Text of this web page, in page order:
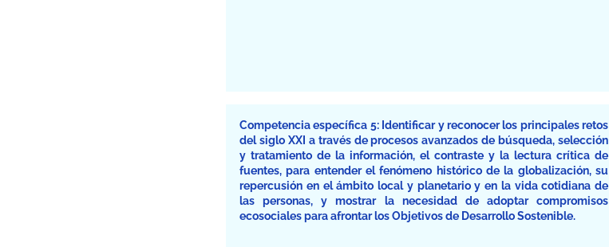
Competencia específica 5: Identificar y reconocer los principales retos
del siglo XXI a través de procesos avanzados de búsqueda, selección
y tratamiento de la información, el contraste y la lectura crítica de
fuentes, para entender el fenómeno histórico de la globalización, su
repercusión en el ámbito local y planetario y en la vida cotidiana de
las personas, y mostrar la necesidad de adoptar compromisos
ecosociales para afrontar los Objetivos de Desarrollo Sostenible.